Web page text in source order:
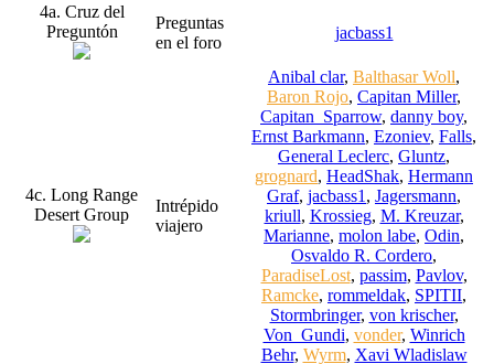
4a. Cruz del
Preguntón
Preguntas
en el foro
jacbass1
4c. Long Range
Desert Group
Intrépido
viajero
Anibal clar, Balthasar Woll,
Baron Rojo, Capitan Miller,
Capitan_Sparrow, danny boy,
Ernst Barkmann, Ezoniev, Falls,
General Leclerc, Gluntz,
grognard, HeadShak, Hermann
Graf, jacbass1 , Jagersmann,
kriull, Krossieg, M. Kreuzar,
Marianne, molon labe, Odin,
Osvaldo R. Cordero,
ParadiseLost, passim, Pavlov,
Ramcke, rommeldak, SPITII,
Stormbringer, von krischer,
Von_Gundi, vonder, Winrich
Behr, Wyrm, Xavi Wladislaw